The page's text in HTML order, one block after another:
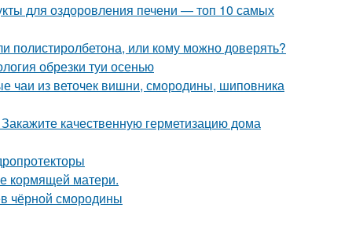
для оздоровления печени — топ 10 самых
полистиролбетона, или кому можно доверять?
обрезки туи осенью
чаи из веточек вишни, смородины, шиповника
качественную герметизацию дома
кормящей матери.
чёрной смородины